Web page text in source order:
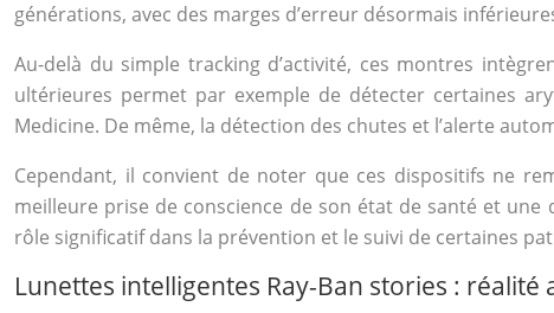
générations, avec des marges d’erreur désormais
Au-delà du simple tracking d’activité, ces montres
ultérieures permet par exemple de détecter certaines
Medicine. De même, la détection des chutes et l’alerte
Cependant, il convient de noter que ces dispositifs ne
meilleure prise de conscience de son état de santé et
rôle significatif dans la prévention et le suivi de certaines
Lunettes intelligentes Ray-Ban stories :